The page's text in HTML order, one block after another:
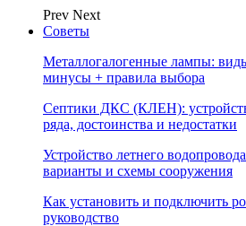
Prev Next
Советы
Металлогалогенные лампы:
минусы + правила выбора
Септики ДКС (КЛЕН):
ряда, достоинства и недостатки
Устройство летнего
варианты и схемы сооружения
Как установить и подключить
руководство